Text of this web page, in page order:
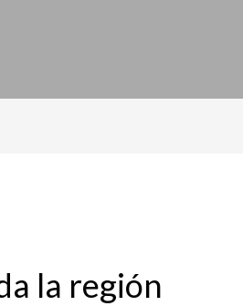
la región